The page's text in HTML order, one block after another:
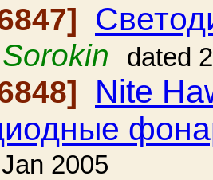
dated
Nite
2005